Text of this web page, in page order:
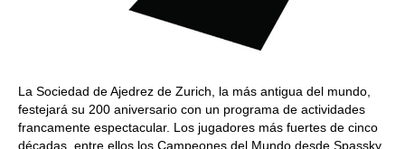
La Sociedad de Ajedrez de Zurich, la más antigua del mundo,
festejará su 200 aniversario con un programa de actividades
francamente espectacular. Los jugadores más fuertes de cinco
décadas, entre ellos los Campeones del Mundo desde Spassky